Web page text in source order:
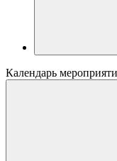
Календарь